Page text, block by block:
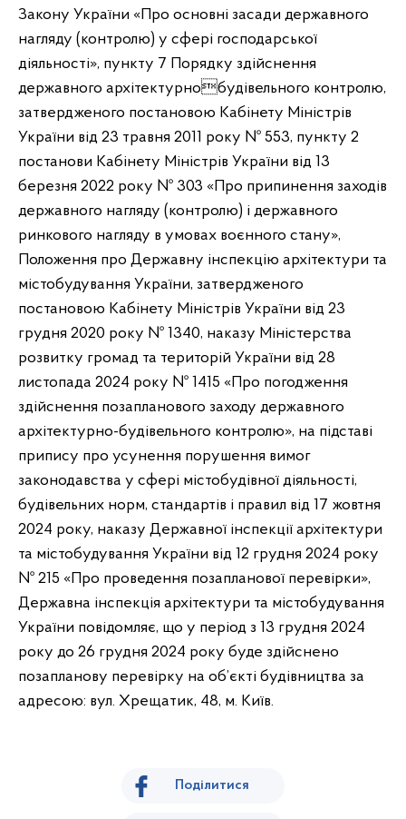
Закону України «Про основні засади державного
нагляду (контролю) у сфері господарської
діяльності», пункту 7 Порядку здійснення
державного архітектурнобудівельного контролю,
затвердженого постановою Кабінету Міністрів
України від 23 травня 2011 року № 553, пункту 2
постанови Кабінету Міністрів України від 13
березня 2022 року № 303 «Про припинення заходів
державного нагляду (контролю) і державного
ринкового нагляду в умовах воєнного стану»,
Положення про Державну інспекцію архітектури та
містобудування України, затвердженого
постановою Кабінету Міністрів України від 23
грудня 2020 року № 1340, наказу Міністерства
розвитку громад та територій України від 28
листопада 2024 року № 1415 «Про погодження
здійснення позапланового заходу державного
архітектурно-будівельного контролю», на підставі
припису про усунення порушення вимог
законодавства у сфері містобудівної діяльності,
будівельних норм, стандартів і правил від 17 жовтня
2024 року, наказу Державної інспекції архітектури
та містобудування України від 12 грудня 2024 року
№ 215 «Про проведення позапланової перевірки»,
Державна інспекція архітектури та містобудування
України повідомляє, що у період з 13 грудня 2024
року до 26 грудня 2024 року буде здійснено
позапланову перевірку на об’єкті будівництва за
адресою: вул. Хрещатик, 48, м. Київ.
Поділитися